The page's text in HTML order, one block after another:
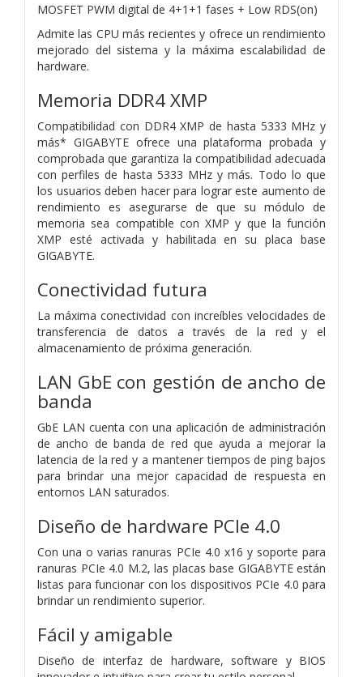
MOSFET PWM digital de 4+1+1 fases + Low RDS(on)
Admite las CPU más recientes y ofrece un rendimiento
mejorado del sistema y la máxima escalabilidad de
hardware.
Memoria DDR4 XMP
Compatibilidad con DDR4 XMP de hasta 5333 MHz y
más* GIGABYTE ofrece una plataforma probada y
comprobada que garantiza la compatibilidad adecuada
con perfiles de hasta 5333 MHz y más. Todo lo que
los usuarios deben hacer para lograr este aumento de
rendimiento es asegurarse de que su módulo de
memoria sea compatible con XMP y que la función
XMP esté activada y habilitada en su placa base
GIGABYTE.
Conectividad futura
La máxima conectividad con increíbles velocidades de
transferencia de datos a través de la red y el
almacenamiento de próxima generación.
LAN GbE con gestión de ancho de
banda
GbE LAN cuenta con una aplicación de administración
de ancho de banda de red que ayuda a mejorar la
latencia de la red y a mantener tiempos de ping bajos
para brindar una mejor capacidad de respuesta en
entornos LAN saturados.
Diseño de hardware PCIe 4.0
Con una o varias ranuras PCIe 4.0 x16 y soporte para
ranuras PCIe 4.0 M.2, las placas base GIGABYTE están
listas para funcionar con los dispositivos PCIe 4.0 para
brindar un rendimiento superior.
Fácil y amigable
Diseño de interfaz de hardware, software y BIOS